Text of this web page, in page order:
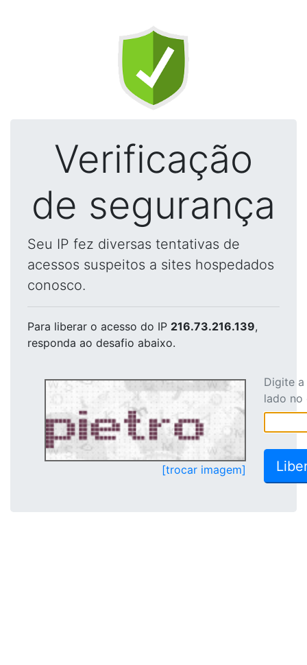
Verificação
de segurança
Seu IP fez diversas tentativas de
acessos suspeitos a sites hospedados
conosco.
Para liberar o acesso do IP 216.73.216.139,
responda ao desafio abaixo.
[trocar imagem]
Digite
lado no